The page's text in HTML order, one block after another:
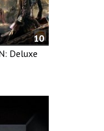
10
Deluxe